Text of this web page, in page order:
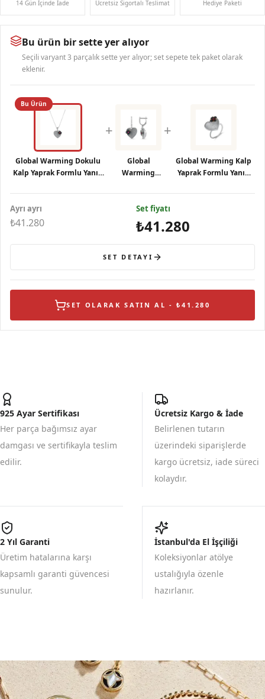
14 Gün İçinde İade
Ücretsiz Sigortalı Teslimat
Hediye Paketi
Bu ürün bir sette yer alıyor
Seçili varyant 3 parçalık sette yer alıyor; set sepete tek paket olarak
eklenir.
Bu Ürün
Global Warming Dokulu
Kalp Yaprak Formlu Yanık
+
Global
Warming
Gümüş Küpe
+
Global Warming Kalp
Yaprak Formlu Yanık
Yüzük
Ayrı ayrı
₺41.280
Set fiyatı
₺41.280
SET DETAYI
SET OLARAK SATIN AL - ₺41.280
925 Ayar Sertifikası
Her parça bağımsız ayar
damgası ve sertifikayla teslim
edilir.
Ücretsiz Kargo & İade
Belirlenen tutarın
üzerindeki siparişlerde
kargo ücretsiz, iade süreci
kolaydır.
2 Yıl Garanti
Üretim hatalarına karşı
kapsamlı garanti güvencesi
sunulur.
İstanbul'da El İşçiliği
Koleksiyonlar atölye
ustalığıyla özenle
hazırlanır.